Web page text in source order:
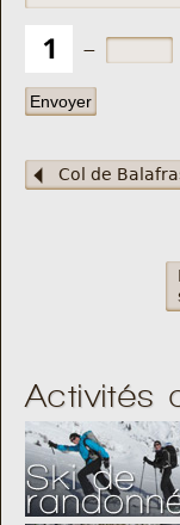
−
Col de
Activités